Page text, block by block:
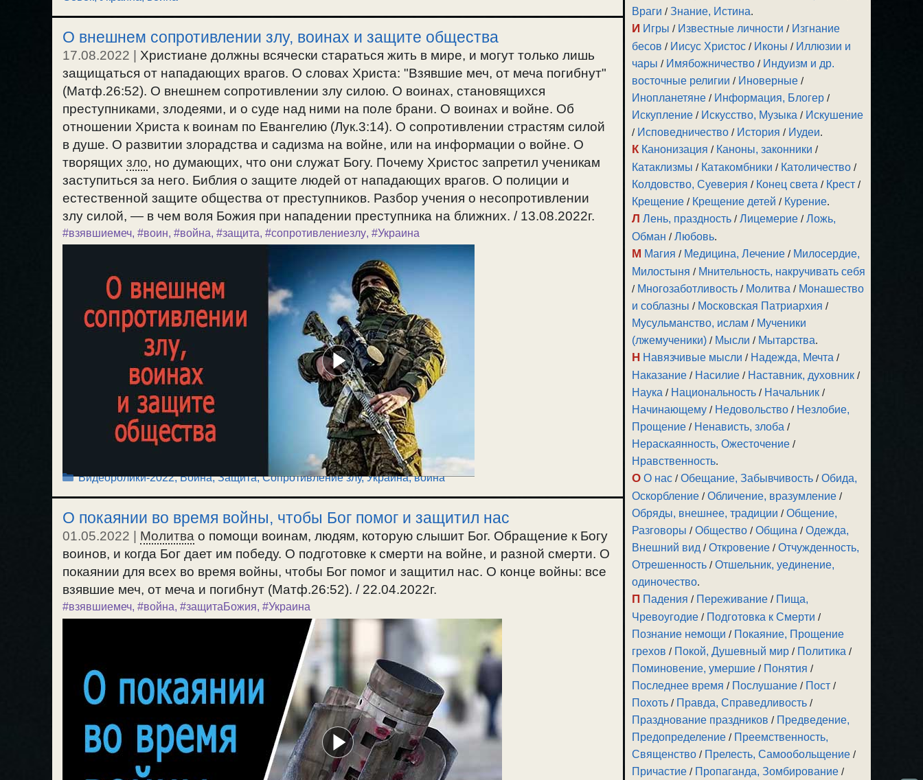
О внешнем сопротивлении злу, воинах и защите общества
17.08.2022 | Христиане должны всячески стараться жить в мире, и могут только лишь
защищаться от нападающих врагов. О словах Христа: "Взявшие меч, от меча погибнут"
(Матф.26:52). О внешнем сопротивлении злу силою. О воинах, становящихся
преступниками, злодеями, и о суде над ними на поле брани. О воинах и войне. Об
отношении Христа к воинам по Евангелию (Лук.3:14). О сопротивлении страстям силой
в душе. О развитии злорадства и садизма на войне, или на информации о войне. О
творящих зло, но думающих, что они служат Богу. Почему Христос запретил ученикам
заступиться за него. Библия о защите людей от нападающих врагов. О полиции и
естественной защите общества от преступников. Разбор учения о несопротивлении
злу силой, — в чем воля Божия при нападении преступника на ближних. / 13.08.2022г.
#взявшиемеч, #воин, #война, #защита, #сопротивлениезлу, #Украина
Рубрики
Видеоролики-2022,Война,Защита, Сопротивление злу,Украина, война
О покаянии во время войны, чтобы Бог помог и защитил нас
01.05.2022 Молитва о помощи воинам, людям, которую слышит Бог. Обращение к Богу
воинов, и когда Бог дает им победу. О подготовке к смерти на войне, и разной смерти. О
покаянии для всех во время войны, чтобы Бог помог и защитил нас. О конце войны: все
взявшие меч, от меча и погибнут (Матф.26:52). / 22.04.2022г.
#взявшиемеч, #война, #защитаБожия, #Украина
Враги /Знание, Истина.
И Игры / Известные личности / Изгнание
бесов / Иисус Христос / Иконы / Иллюзии и
чары / Имябожничество / Индуизм и др.
восточные религии / Иноверные /
Инопланетяне / Информация, Блогер /
Искупление / Искусство, Музыка / Искушение
/ Исповедничество / История / Иудеи.
К Канонизация / Каноны, законники /
Катаклизмы / Катакомбники / Католичество /
Колдовство, Суеверия / Конец света / Крест /
Крещение / Крещение детей / Курение.
Л Лень, праздность /Лицемерие /Ложь,
Обман /Любовь.
М Магия / Медицина, Лечение / Милосердие,
Милостыня / Мнительность, накручивать себя
/ Многозаботливость / Молитва / Монашество
и соблазны / Московская Патриархия /
Мусульманство, ислам / Мученики
(лжемученики) / Мысли / Мытарства.
Н Навязчивые мысли / Надежда, Мечта /
Наказание / Насилие / Наставник, духовник /
Наука / Национальность / Начальник /
Начинающему / Недовольство / Незлобие,
Прощение / Ненависть, злоба /
Нераскаянность, Ожесточение /
Нравственность.
О О нас /Обещание, Забывчивость /Обида,
Оскорбление /Обличение, вразумление /
Обряды, внешнее, традиции /Общение,
Разговоры /Общество /Община /Одежда,
Внешний вид /Откровение /Отчужденность,
Отрешенность /Отшельник, уединение,
одиночество.
П Падения / Переживание / Пища,
Чревоугодие / Подготовка к Смерти /
Познание немощи / Покаяние, Прощение
грехов / Покой, Душевный мир / Политика /
Поминовение, умершие / Понятия /
Последнее время / Послушание / Пост /
Похоть / Правда, Справедливость /
Празднование праздников / Предведение,
Предопределение / Преемственность,
Священство / Прелесть, Самообольщение /
Причастие / Пропаганда, Зомбирование /